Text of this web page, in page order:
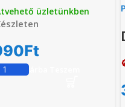
üzletünkben
Ft
Kosárba Teszem